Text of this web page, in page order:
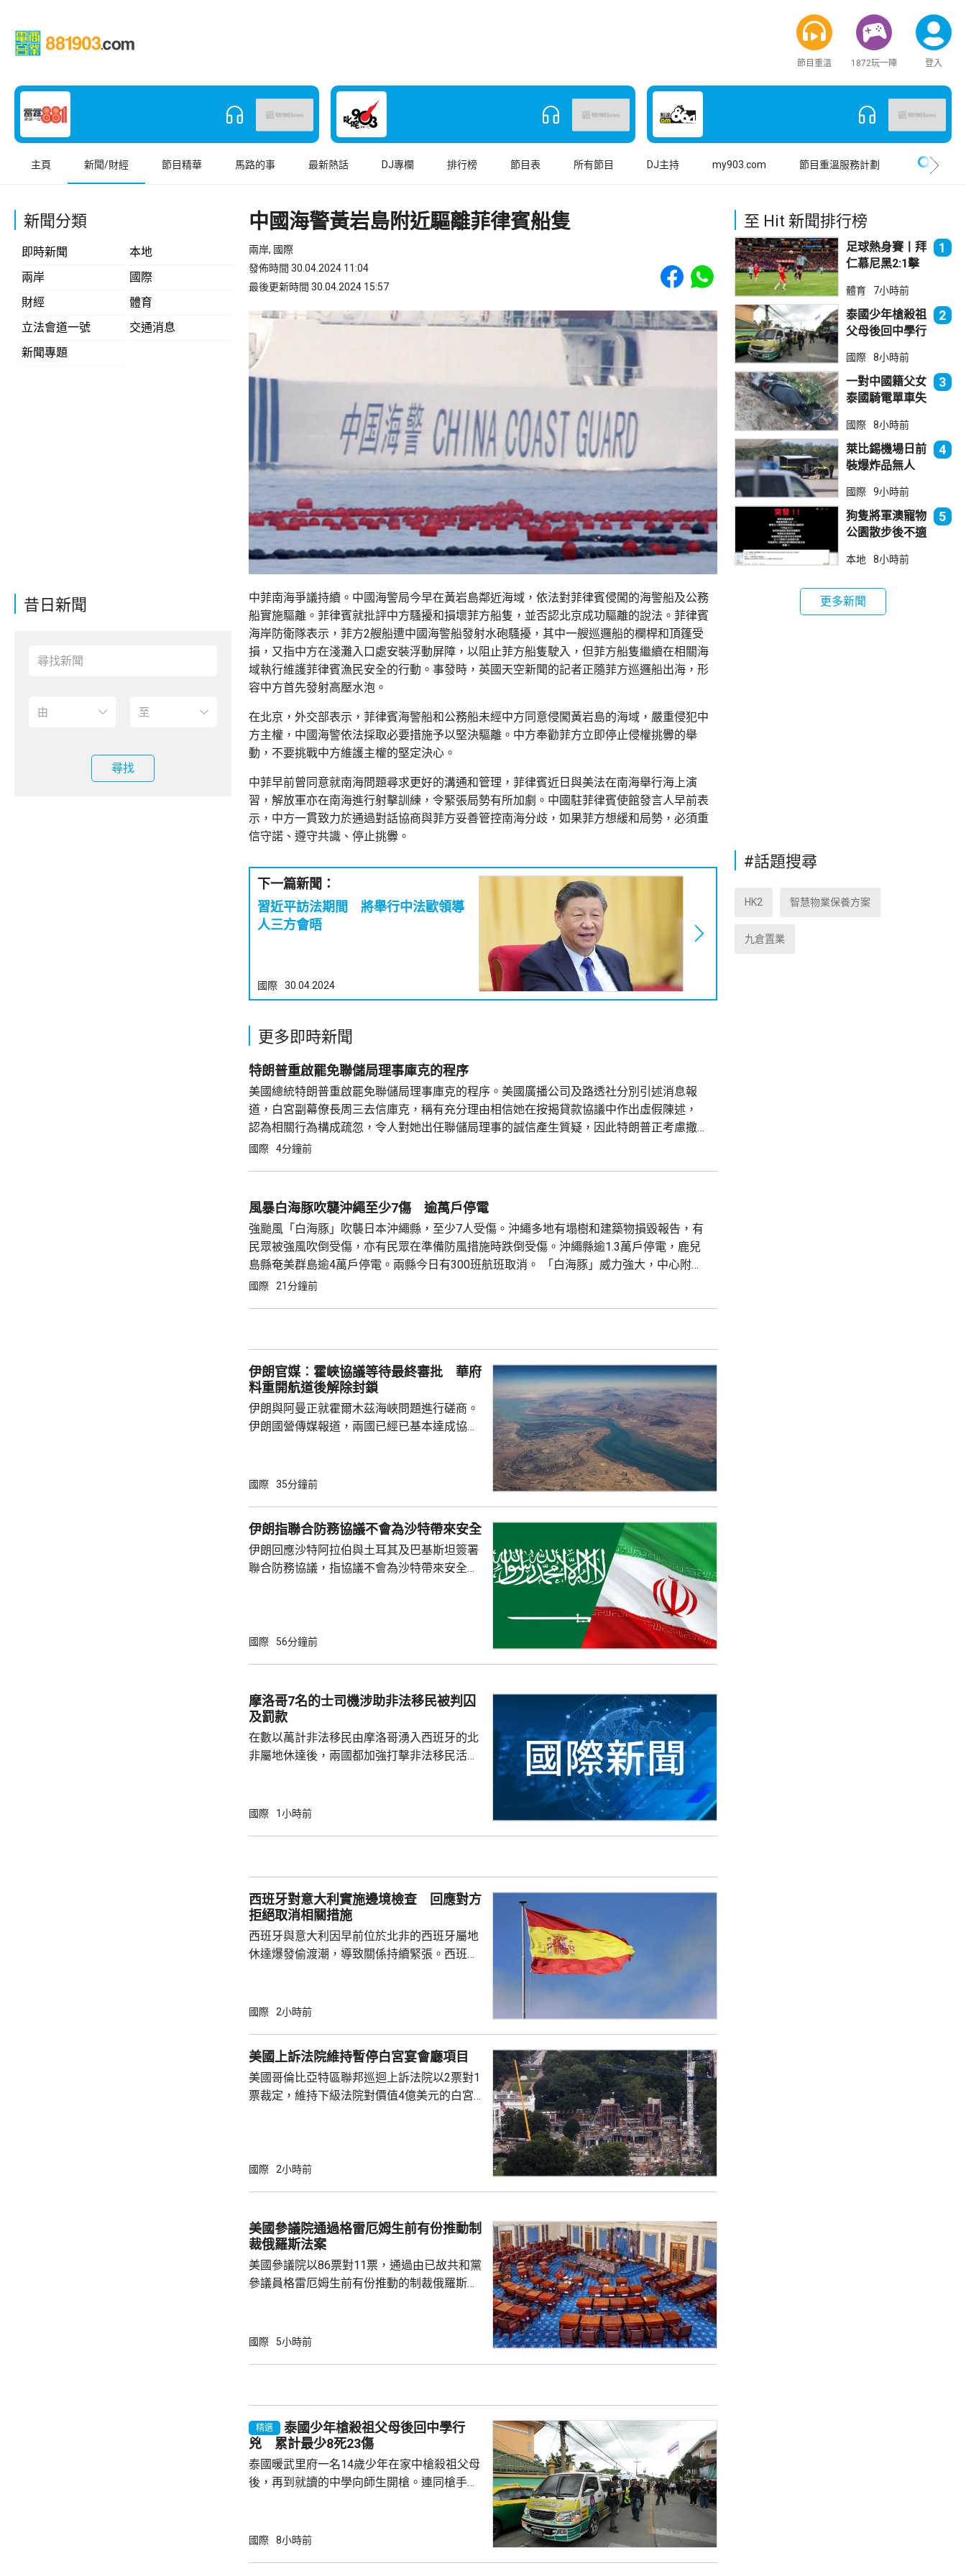
節目重溫 1872玩一陣 登入
主頁 新聞/財經 節目精華 馬路的事 最新熱話 DJ專欄 排行榜 節目表 所有節目 DJ主持 my903.com 節目重溫服務計劃
新聞分類
即時新聞
本地
兩岸
國際
財經
體育
立法會道一號
交通消息
新聞專題
昔日新聞
尋找
中國海警黃岩島附近驅離菲律賓船隻
兩岸, 國際
發佈時間 30.04.2024 11:04
最後更新時間 30.04.2024 15:57
Share to Facebook
Share to WhatsApp
中菲南海爭議持續。中國海警局今早在黃岩島鄰近海域，依法對菲律賓侵闖的海警船及公務
船實施驅離。菲律賓就批評中方騷擾和損壞菲方船隻，並否認北京成功驅離的說法。菲律賓
海岸防衛隊表示，菲方2艘船遭中國海警船發射水砲騷擾，其中一艘巡邏船的欄桿和頂篷受
損，又指中方在淺灘入口處安裝浮動屏障，以阻止菲方船隻駛入，但菲方船隻繼續在相關海
域執行維護菲律賓漁民安全的行動。事發時，英國天空新聞的記者正隨菲方巡邏船出海，形
容中方首先發射高壓水泡。
在北京，外交部表示，菲律賓海警船和公務船未經中方同意侵闖黃岩島的海域，嚴重侵犯中
方主權，中國海警依法採取必要措施予以堅決驅離。中方奉勸菲方立即停止侵權挑釁的舉
動，不要挑戰中方維護主權的堅定決心。
中菲早前曾同意就南海問題尋求更好的溝通和管理，菲律賓近日與美法在南海舉行海上演
習，解放軍亦在南海進行射擊訓練，令緊張局勢有所加劇。中國駐菲律賓使館發言人早前表
示，中方一貫致力於通過對話協商與菲方妥善管控南海分歧，如果菲方想緩和局勢，必須重
信守諾、遵守共識、停止挑釁。
下一篇新聞：
習近平訪法期間 將舉行中法歐領導
人三方會晤
國際 30.04.2024
更多即時新聞
特朗普重啟罷免聯儲局理事庫克的程序
美國總統特朗普重啟罷免聯儲局理事庫克的程序。美國廣播公司及路透社分別引述消息報
道，白宮副幕僚長周三去信庫克，稱有充分理由相信她在按揭貸款協議中作出虛假陳述，
認為相關行為構成疏忽，令人對她出任聯儲局理事的誠信產生質疑，因此特朗普正考慮撒
銷她的理事職位，要求她在21日內提交書面回覆。庫克的律師發聲明否認指控，強調白宮
國際 4分鐘前
風暴白海豚吹襲沖繩至少7傷 逾萬戶停電
強颱風「白海豚」吹襲日本沖繩縣，至少7人受傷。沖繩多地有塌樹和建築物損毀報告，有
民眾被強風吹倒受傷，亦有民眾在準備防風措施時跌倒受傷。沖繩縣逾1.3萬戶停電，鹿兒
島縣奄美群島逾4萬戶停電。兩縣今日有300班航班取消。 「白海豚」威力強大，中心附近
最大風速每小時162公里，陣風最大風速每小時216公里，沖繩部分地區24小時雨量超過
國際 21分鐘前
伊朗官媒︰霍峽協議等待最終審批 華府
料重開航道後解除封鎖
伊朗與阿曼正就霍爾木茲海峽問題進行磋商。
伊朗國營傳媒報道，兩國已經已基本達成協議
料很快會達成協議，在雙方正式公布協議，並
視乎伊朗履行承諾的情況，採取行動。 美軍中
央司令部公布，自上月中恢復對伊朗實施海上
封鎖以來，合共令51艘船隻改變航...
國際 35分鐘前
伊朗指聯合防務協議不會為沙特帶來安全
伊朗回應沙特阿拉伯與土耳其及巴基斯坦簽署
聯合防務協議，指協議不會為沙特帶來安全。
果改變政策，就不必向他人乞求安全。 自美國
據沙特與土耳其及巴基斯坦簽署的聯合防務協
議，如果三國中任何一國遭受武裝攻擊，...
國際 56分鐘前
摩洛哥7名的士司機涉助非法移民被判囚
及罰款
在數以萬計非法移民由摩洛哥湧入西班牙的北
非屬地休達後，兩國都加強打擊非法移民活
元。 摩洛哥法院公布，這7名司機的無許可證
組織表示，在休達爆發移民危機後，已有最少
111人被羈押候審，涉及攻擊公職人員和...
國際 1小時前
西班牙對意大利實施邊境檢查 回應對方
拒絕取消相關措施
西班牙與意大利因早前位於北非的西班牙屬地
休達爆發偷渡潮，導致關係持續緊張。西班牙
有關措施由周六起在機場及港口執行，除非情
客實施的邊境檢查，否則採取相應措施。意大
利政府態度強硬，表明不會接受來自外部的最
後通牒或施壓，涉及國家安全和邊境管理...
國際 2小時前
美國上訴法院維持暫停白宮宴會廳項目
美國哥倫比亞特區聯邦巡迴上訴法院以2票對1
票裁定，維持下級法院對價值4億美元的白宮
上訴至最高法院。 美國聯邦地區法官早前指，
廳對於舉辦大型正式活動，以及保障白宮安全
具有必要性。
國際 2小時前
美國參議院通過格雷厄姆生前有份推動制
裁俄羅斯法案
美國參議院以86票對11票，通過由已故共和黨
參議員格雷厄姆生前有份推動的制裁俄羅斯法
斯石油及天然氣的5個國家，包括中國及印度
烏克蘭總統澤連斯基關係密切，上月去世前曾
訪問烏克蘭。澤連基斯其後到華...
國際 5小時前
精選
泰國少年槍殺祖父母後回中學行
兇 累計最少8死23傷
泰國暖武里府一名14歲少年在家中槍殺祖父母
後，再到就讀的中學向師生開槍。連同槍手在
當地警方指，槍手早上先在家中，用祖父的9
國際 8小時前
至 Hit 新聞排行榜
足球熱身賽丨拜
仁慕尼黑2:1擊
1
體育 7小時前
泰國少年槍殺祖
父母後回中學行
死23傷
2
國際 8小時前
一對中國籍父女
泰國騎電單車失
傷
3
國際 8小時前
萊比錫機場日前
裝爆炸品無人
發現再踢落
4
國際 9小時前
狗隻將軍澳寵物
公園散步後不適
跟進
5
本地 8小時前
更多新聞
#話題搜尋
HK2 智慧物業保養方案
九倉置業